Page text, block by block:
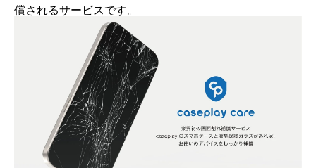
償されるサービスです。